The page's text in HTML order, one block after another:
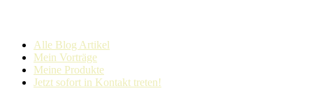
Alle Blog Artikel
Mein Vorträge
Meine Produkte
Jetzt sofort in Kontakt treten!